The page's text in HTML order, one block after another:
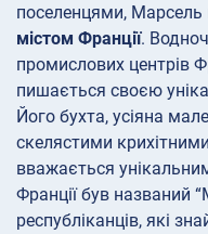
поселенцями, Марсель
містом Франції.
промислових центрів
пишається своєю
Його бухта, усіяна
скелястими
вважається
Франції був названий
республіканців, які